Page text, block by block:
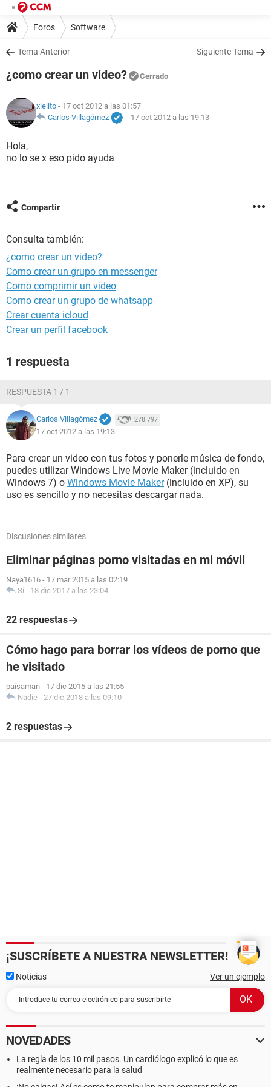
Foros Software
Tema Anterior Siguiente Tema
¿como crear un video? Cerrado
xielito - 17 oct 2012 a las 01:57
Carlos Villagómez
- 17 oct 2012 a las 19:13
Hola,
no lo se x eso pido ayuda
Compartir
Consulta también:
¿como crear un video?
Como crear un grupo en messenger
Como comprimir un video
Como crear un grupo de whatsapp
Crear cuenta icloud
Crear un perfil facebook
1 respuesta
RESPUESTA 1 / 1
Carlos Villagómez 278.797
17 oct 2012 a las 19:13
Para crear un video con tus fotos y ponerle música de fondo,
puedes utilizar Windows Live Movie Maker (incluido en
Windows 7) o Windows Movie Maker(incluido en XP), su
uso es sencillo y no necesitas descargar nada.
Discusiones similares
Eliminar páginas porno visitadas en mi móvil
Naya1616 - 17 mar 2015 a las 02:19
Si - 18 dic 2017 a las 23:04
22 respuestas
Cómo hago para borrar los vídeos de porno que
he visitado
paisaman - 17 dic 2015 a las 21:55
Nadie - 27 dic 2018 a las 09:10
2 respuestas
¡SUSCRÍBETE A NUESTRA NEWSLETTER!
Noticias Ver un ejemplo
NOVEDADES
La regla de los 10 mil pasos. Un cardiólogo explicó lo que es
realmente necesario para la salud